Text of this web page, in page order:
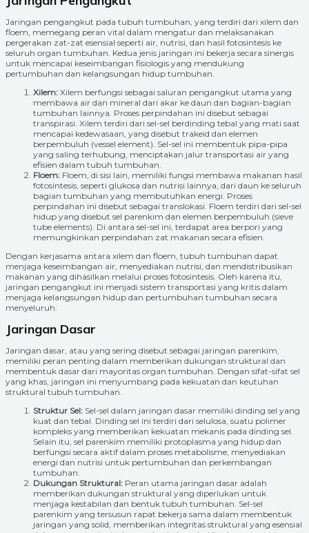
Jaringan pengangkut pada tubuh tumbuhan, yang terdiri dari xilem dan
floem, memegang peran vital dalam mengatur dan melaksanakan
pergerakan zat-zat esensial seperti air, nutrisi, dan hasil fotosintesis ke
seluruh organ tumbuhan. Kedua jenis jaringan ini bekerja secara sinergis
untuk mencapai keseimbangan fisiologis yang mendukung
pertumbuhan dan kelangsungan hidup tumbuhan.
Xilem: Xilem berfungsi sebagai saluran pengangkut utama yang
membawa air dan mineral dari akar ke daun dan bagian-bagian
tumbuhan lainnya. Proses perpindahan ini disebut sebagai
transpirasi. Xilem terdiri dari sel-sel berdinding tebal yang mati saat
mencapai kedewasaan, yang disebut trakeid dan elemen
berpembuluh (vessel element). Sel-sel ini membentuk pipa-pipa
yang saling terhubung, menciptakan jalur transportasi air yang
efisien dalam tubuh tumbuhan.
Floem: Floem, di sisi lain, memiliki fungsi membawa makanan hasil
fotosintesis, seperti glukosa dan nutrisi lainnya, dari daun ke seluruh
bagian tumbuhan yang membutuhkan energi. Proses
perpindahan ini disebut sebagai translokasi. Floem terdiri dari sel-sel
hidup yang disebut sel parenkim dan elemen berpembuluh (sieve
tube elements). Di antara sel-sel ini, terdapat area berpori yang
memungkinkan perpindahan zat makanan secara efisien.
Dengan kerjasama antara xilem dan floem, tubuh tumbuhan dapat
menjaga keseimbangan air, menyediakan nutrisi, dan mendistribusikan
makanan yang dihasilkan melalui proses fotosintesis. Oleh karena itu,
jaringan pengangkut ini menjadi sistem transportasi yang kritis dalam
menjaga kelangsungan hidup dan pertumbuhan tumbuhan secara
menyeluruh.
Jaringan Dasar
Jaringan dasar, atau yang sering disebut sebagai jaringan parenkim,
memiliki peran penting dalam memberikan dukungan struktural dan
membentuk dasar dari mayoritas organ tumbuhan. Dengan sifat-sifat sel
yang khas, jaringan ini menyumbang pada kekuatan dan keutuhan
struktural tubuh tumbuhan.
Struktur Sel: Sel-sel dalam jaringan dasar memiliki dinding sel yang
kuat dan tebal. Dinding sel ini terdiri dari selulosa, suatu polimer
kompleks yang memberikan kekuatan mekanis pada dinding sel.
Selain itu, sel parenkim memiliki protoplasma yang hidup dan
berfungsi secara aktif dalam proses metabolisme, menyediakan
energi dan nutrisi untuk pertumbuhan dan perkembangan
tumbuhan.
Dukungan Struktural: Peran utama jaringan dasar adalah
memberikan dukungan struktural yang diperlukan untuk
menjaga kestabilan dan bentuk tubuh tumbuhan. Sel-sel
parenkim yang tersusun rapat bekerja sama dalam membentuk
jaringan yang solid, memberikan integritas struktural yang esensial